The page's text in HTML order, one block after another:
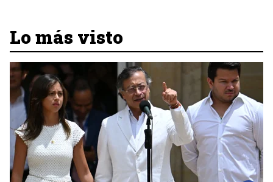
Lo más visto